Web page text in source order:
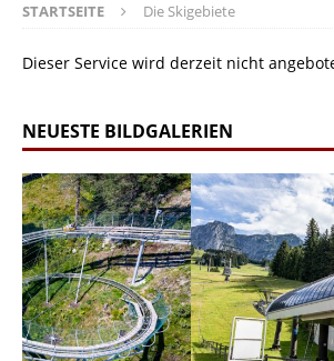
STARTSEITE Die Skigebiete
Dieser Service wird derzeit nicht
NEUESTE BILDGALERIEN